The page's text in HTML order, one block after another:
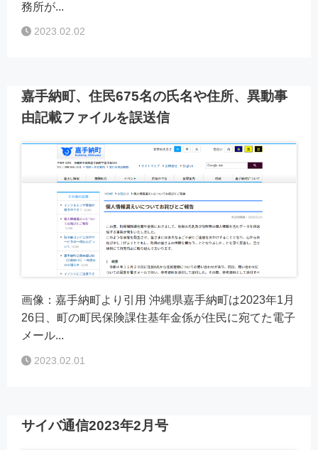
務所が...
2023.02.02
嘉手納町、住民675名の氏名や住所、異動事
由記載ファイルを誤送信
画像：嘉手納町より引用 沖縄県嘉手納町は2023年1月
26日、町の町民保険課住基年金係が住民に宛てた電子
メール...
2023.02.01
サイバ通信2023年2月号